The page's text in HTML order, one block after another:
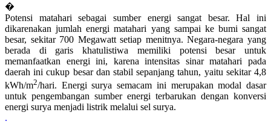
�
Potensi matahari sebagai sumber energi sangat besar. Hal ini
dikarenakan jumlah energi matahari yang sampai ke bumi sangat
besar, sekitar 700 Megawatt setiap menitnya. Negara-negara yang
berada di garis khatulistiwa memiliki potensi besar untuk
memanfaatkan energi ini, karena intensitas sinar matahari pada
daerah ini cukup besar dan stabil sepanjang tahun, yaitu sekitar 4,8
kWh/m2/hari. Energi surya semacam ini merupakan modal dasar
untuk pengembangan sumber energi terbarukan dengan konversi
energi surya menjadi listrik melalui sel surya.
.